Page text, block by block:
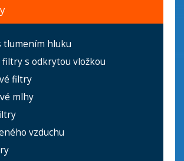
tlumením hluku
filtry s odkrytou vložkou
filtry
mlhy
vzduchu